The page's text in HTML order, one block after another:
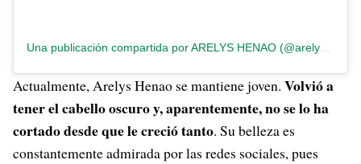
Actualmente, Arelys Henao se mantiene joven. Volvió a
tener el cabello oscuro y, aparentemente, no se lo ha
cortado desde que le creció tanto. Su belleza es
constantemente admirada por las redes sociales, pues